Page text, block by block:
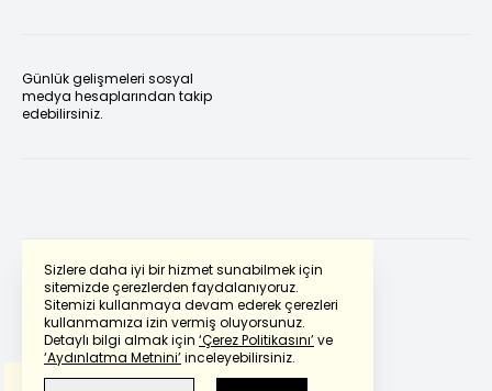
Sizlere daha iyi bir hizmet sunabilmek için
sitemizde çerezlerden faydalanıyoruz.
Sitemizi kullanmaya devam ederek çerezleri
kullanmamıza izin vermiş oluyorsunuz.
Detaylı bilgi almak için ‘Çerez Politikasını’ve
‘Aydınlatma Metnini’inceleyebilirsiniz.
Günlük gelişmeleri sosyal
medya hesaplarından takip
edebilirsiniz.
Powered by Translate
Bu çevirideGoogle Transletekullanılmıştır.